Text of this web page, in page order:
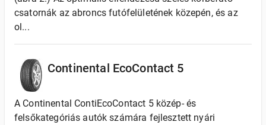
csatornák az abroncs futófelületének közepén, és az
ol...
Continental EcoContact 5
A Continental ContiEcoContact 5 közép- és
felsőkategóriás autók számára fejlesztett nyári